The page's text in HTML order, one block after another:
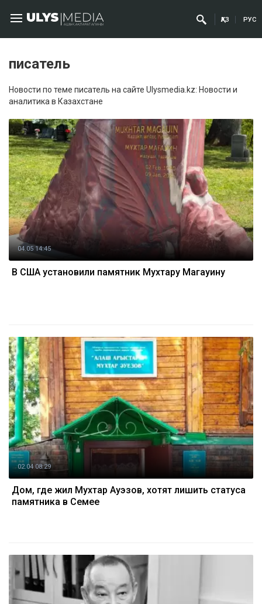
ҚАЗ РУС
писатель
Новости по теме писатель на сайте Ulysmedia.kz: Новости и
аналитика в Казахстане
04.05 14:45
В США установили памятник Мухтару Магауину
02.04 08:29
Дом, где жил Мухтар Ауэзов, хотят лишить статуса
памятника в Семее